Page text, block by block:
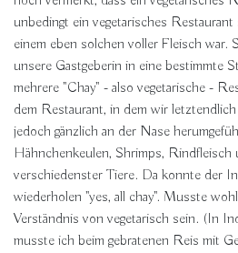
unbedingt ein vegetarisches Restaurant
einem eben solchen voller Fleisch war.
unsere Gastgeberin in eine bestimmte
mehrere "Chay" - also vegetarische -
dem Restaurant, in dem wir
jedoch gänzlich an der Nase
Hähnchenkeulen, Shrimps, Rindfleisch
verschiedenster Tiere. Da konnte der
wiederholen "yes, all chay". Musste
Verständnis von vegetarisch sein. (In
musste ich beim gebratenen Reis mit